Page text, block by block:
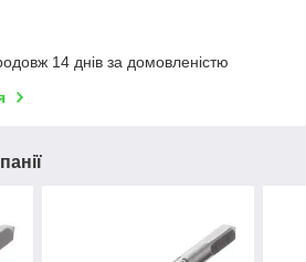
14 днів за домовленістю